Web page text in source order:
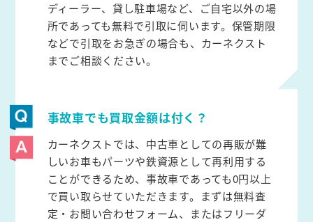
ディーラー、貸し駐車場など、ご自宅以外の場
所であっても無料で引取に伺います。保管期限
などで引取をお急ぎの場合も、カーネクスト
までご相談ください。
事故車でも買取金額は付く？
カーネクストでは、中古車としての再販が難
しいお車もパーツや鉄資源として再利用する
ことができるため、事故車であっても0円以上
で買い取らせていただきます。まずは無料査
定・お問い合わせフォーム、またはフリーダ